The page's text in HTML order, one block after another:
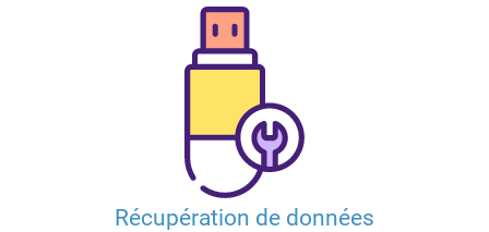
Récupération de données